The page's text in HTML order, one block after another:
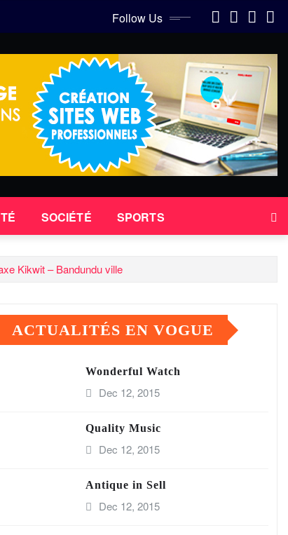
Follow Us
SOCIÉTÉ SPORTS
Kikwit – Bandundu ville
ACTUALITÉS EN VOGUE
Wonderful Watch
Dec 12, 2015
Quality Music
Dec 12, 2015
Antique in Sell
Dec 12, 2015